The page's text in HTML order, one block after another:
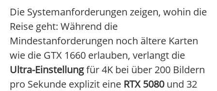
Die Systemanforderungen zeigen, wohin die
Reise geht: Während die
Mindestanforderungen noch ältere Karten
wie die GTX 1660 erlauben, verlangt die
Ultra-Einstellungfür 4K bei über 200 Bildern
pro Sekunde explizit eine RTX 5080und 32